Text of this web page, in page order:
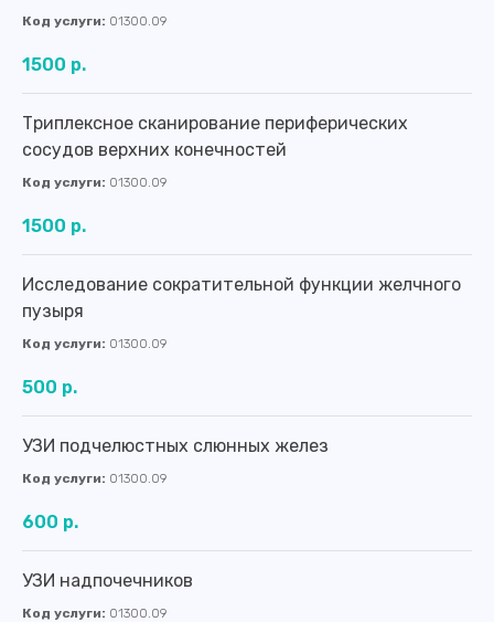
Код услуги: 01300.09
1500 р.
Триплексное сканирование периферических
сосудов верхних конечностей
Код услуги: 01300.09
1500 р.
Исследование сократительной функции желчного
пузыря
Код услуги: 01300.09
500 р.
УЗИ подчелюстных слюнных желез
Код услуги: 01300.09
600 р.
УЗИ надпочечников
Код услуги: 01300.09
г. Калининград, Ленинский проспект,
д. 83А-83Д
г. Калининград, ул. Батальная, д. 18
.........................
8 (4012) 988-377
Вт
Ср
Сб
Вс
8:00 - 20:00
8:00 - 20:00
выходной
..................................
info@medosmotr39.ru